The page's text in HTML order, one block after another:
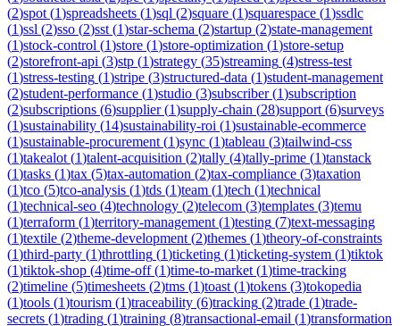
(2)spot (1)spreadsheets (1)sql (2)square (1)squarespace (1)ssdlc
(1)ssl (2)sso (2)sst (1)star-schema (2)startup (2)state-management
(1)stock-control (1)store (1)store-optimization (1)store-setup
(2)storefront-api (3)stp (1)strategy (35)streaming (4)stress-test
(1)stress-testing (1)stripe (3)structured-data (1)student-management
(2)student-performance (1)studio (3)subscriber(1)subscription
(2)subscriptions (6)supplier(1)supply-chain (28)support (6)surveys
(1)sustainability (14)sustainability-roi (1)sustainable-ecommerce
(1)sustainable-procurement (1)sync (1)tableau (3)tailwind-css
(1)takealot (1)talent-acquisition (2)tally (4)tally-prime (1)tanstack
(1)tasks (1)tax (5)tax-automation (2)tax-compliance (3)taxation
(1)tco (5)tco-analysis (1)tds (1)team (1)tech (1)technical
(1)technical-seo (4)technology (2)telecom (3)templates (3)temu
(1)terraform (1)territory-management (1)testing (7)text-messaging
(1)textile (2)theme-development (2)themes (1)theory-of-constraints
(1)third-party (1)throttling (1)ticketing (1)ticketing-system (1)tiktok
(1)tiktok-shop (4)time-off(1)time-to-market (1)time-tracking
(2)timeline (5)timesheets (2)tms (1)toast (1)tokens (3)tokopedia
(1)tools (1)tourism (1)traceability (6)tracking (2)trade (1)trade-
secrets (1)trading (1)training (8)transactional-email (1)transformation